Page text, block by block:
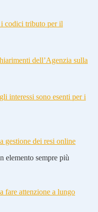
codici tributo per il
dell’Agenzia sulla
interessi sono esenti per i
gestione dei resi online
elemento sempre più
fare attenzione a lungo